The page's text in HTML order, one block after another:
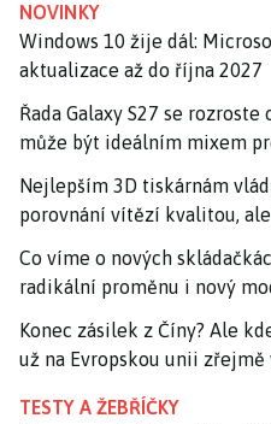
NOVINKY
Windows 10 žije dál:
aktualizace až do října 2027
Řada Galaxy S27 se
může být ideálním mixem
Nejlepším 3D tiskárnám
porovnání vítězí kvalitou,
Co víme o nových
radikální proměnu i nový
Konec zásilek z Číny? Ale
už na Evropskou unii zřejmě
TESTY A ŽEBŘÍČKY